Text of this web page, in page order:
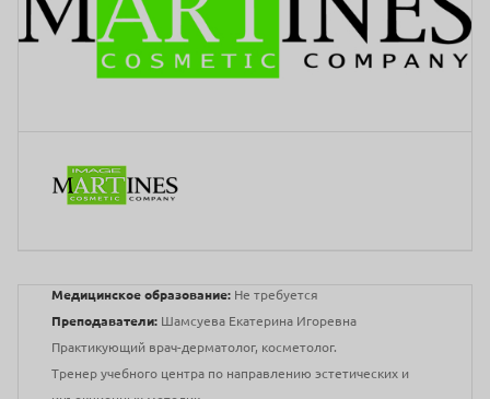
Медицинское образование: Не требуется
Преподаватели: Шамсуева Екатерина Игоревна
Практикующий врач-дерматолог, косметолог.
Тренер учебного центра по направлению эстетических и